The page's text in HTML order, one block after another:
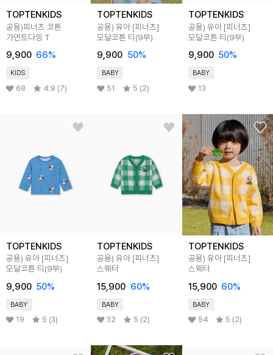
TOPTENKIDS
공용)피너츠 코튼
가먼트다잉 T
9,900 66%
KIDS
68 4.9 (7)
TOPTENKIDS
공용) 유아 [피너츠]
모달코튼 티(9부)
9,900 50%
BABY
51 5 (2)
TOPTENKIDS
공용) 유아 [피너츠]
모달코튼 티(9부)
9,900 50%
BABY
13
TOPTENKIDS
공용) 유아 [피너츠]
모달코튼 티(9부)
9,900 50%
BABY
19 5 (3)
TOPTENKIDS
공용) 유아 [피너츠]
스웨터
15,900 60%
BABY
32 5 (2)
TOPTENKIDS
공용) 유아 [피너츠]
스웨터
15,900 60%
BABY
54 5 (2)